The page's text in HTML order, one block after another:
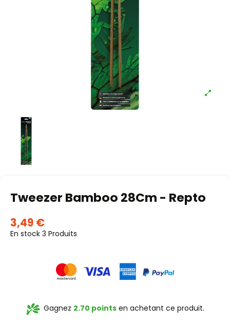
Tweezer Bamboo 28Cm - Repto
3,49 €
En stock 3 Produits
Gagnez 2.70 pointsen achetant ce produit.